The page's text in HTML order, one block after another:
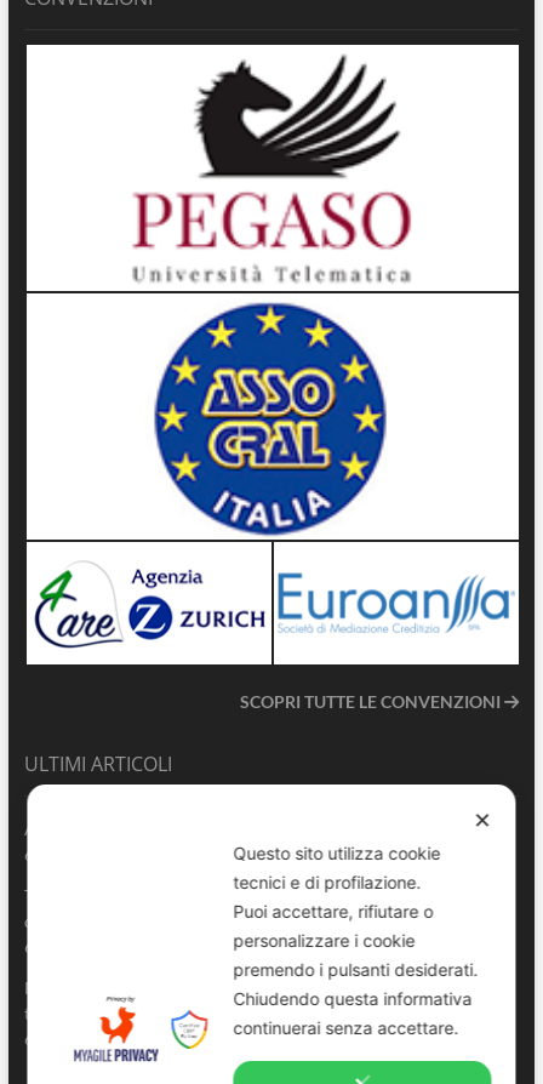
SCOPRI TUTTE LE CONVENZIONI
ULTIMI ARTICOLI
ANVU TG | Edizione del 06.08.2026
6 Agosto 2026
Terrasini 2026: aperte le pre-iscrizioni al 6° Convegno Regionale
delle Polizie Locali Siciliane
6 Agosto 2026
Pescara, comandante della Polizia Locale di Spoltore salva un
turista colto da malore in mare
6 Agosto 2026
✕
Questo sito utilizza cookie
tecnici e di profilazione.
Puoi accettare, rifiutare o
personalizzare i cookie
premendo i pulsanti desiderati.
Chiudendo questa informativa
continuerai senza accettare.